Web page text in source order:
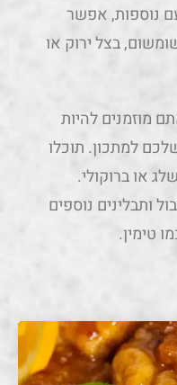
נוספות, אפשר
בצל ירוק או
מוזמנים להיות
למתכון. תוכלו
או ברוקולי.
ותבלינים נוספים
טימין.